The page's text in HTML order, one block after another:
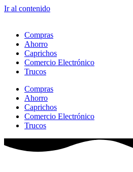
Ir al contenido
Compras
Ahorro
Caprichos
Comercio Electrónico
Trucos
Compras
Ahorro
Caprichos
Comercio Electrónico
Trucos